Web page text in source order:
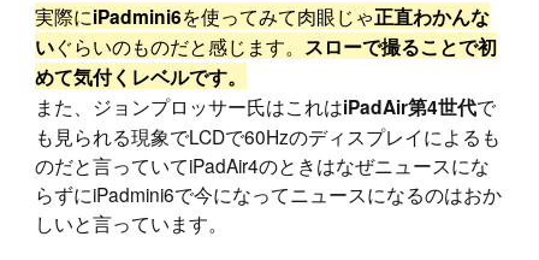
実際にiPadmini6を使ってみて肉眼じゃ正直わかんな
いぐらいのものだと感じます。 スローで撮ることで初
めて気付くレベルです。
また、ジョンプロッサー氏はこれはiPadAir第4世代で
も見られる現象でLCDで60Hzのディスプレイによるも
のだと言っていてiPadAir4のときはなぜニュースにな
らずにiPadmini6で今になってニュースになるのはおか
しいと言っています。